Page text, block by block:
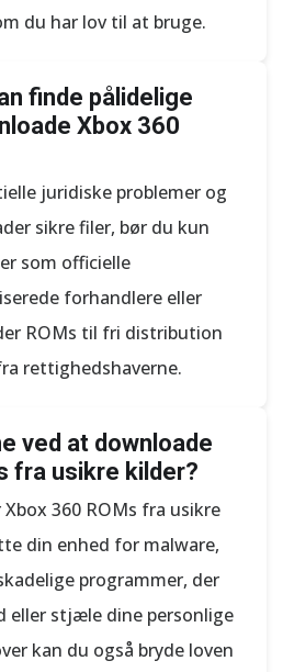
du har lov til at bruge.
finde pålidelige
Xbox 360
juridiske problemer og
sikre filer, bør du kun
som officielle
forhandlere eller
ROMs til fri distribution
rettighedshaverne.
ved at downloade
fra usikre kilder?
360 ROMs fra usikre
din enhed for malware,
programmer, der
eller stjæle dine personlige
kan du også bryde loven